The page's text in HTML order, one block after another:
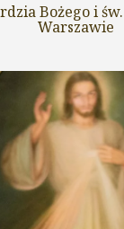
Bożego i
Warszawie